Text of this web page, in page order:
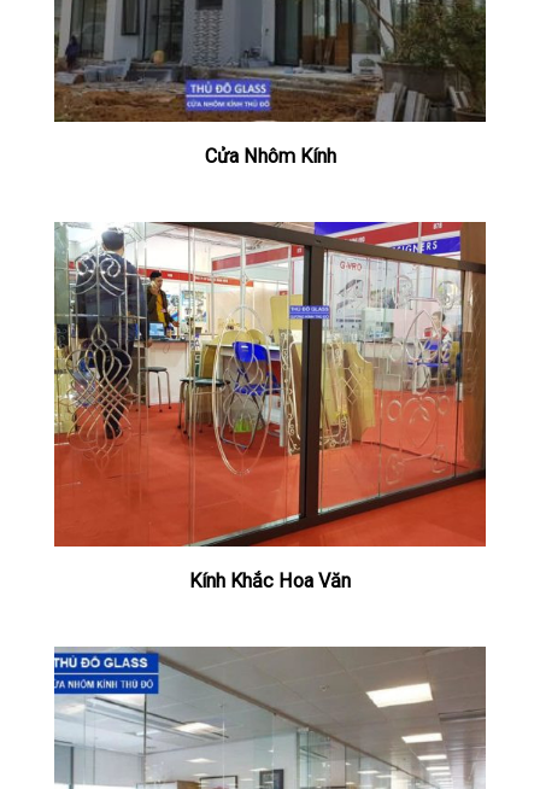
Cửa Nhôm Kính
Kính Khắc Hoa Văn